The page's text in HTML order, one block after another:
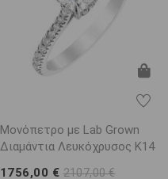
Μονόπετρο με Lab Grown
Διαμάντια Λευκόχρυσος K14
1756,00 € 2107,00 €